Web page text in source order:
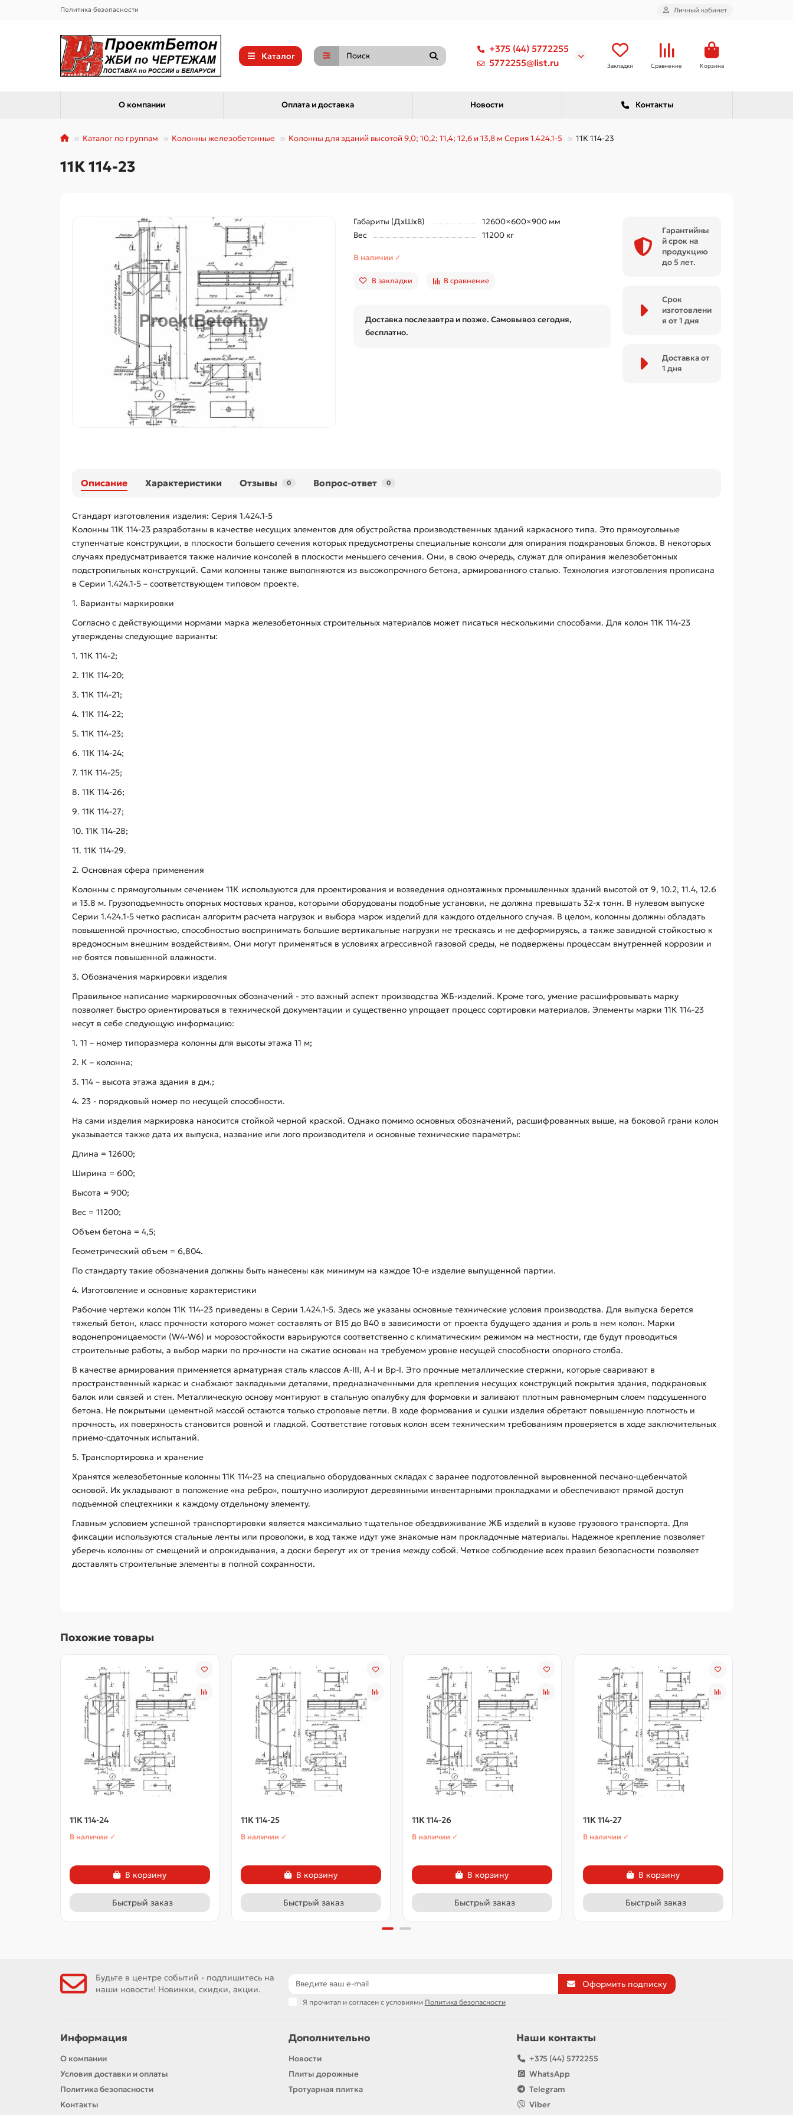
Политика безопасности Личный кабинет
Каталог
+375 (44) 5772255
5772255@list.ru
Закладки Сравнение Корзина
О компании Оплата и доставка Новости Контакты
Каталог по группам Колонны железобетонные Колонны для зданий высотой 9,0; 10,2; 11,4; 12,6 и 13,8 м Серия 1.424.1-5 11К 114-23
11К 114-23
Габариты (ДхШхВ)
12600×600×900 мм
Вес
11200 кг
В наличии ✓
В закладки В сравнение
Доставка послезавтра и позже. Самовывоз сегодня,
бесплатно.
Гарантийны
й срок на
продукцию
до 5 лет.
Срок
изготовлени
я от 1 дня
Доставка от
1 дня
Описание Характеристики Отзывы 0 Вопрос-ответ 0
Стандарт изготовления изделия: Серия 1.424.1-5
Колонны 11К 114-23 разработаны в качестве несущих элементов для обустройства производственных зданий каркасного типа. Это прямоугольные
ступенчатые конструкции, в плоскости большего сечения которых предусмотрены специальные консоли для опирания подкрановых блоков. В некоторых
случаях предусматривается также наличие консолей в плоскости меньшего сечения. Они, в свою очередь, служат для опирания железобетонных
подстропильных конструкций. Сами колонны также выполняются из высокопрочного бетона, армированного сталью. Технология изготовления прописана
в Серии 1.424.1-5 – соответствующем типовом проекте.
1. Варианты маркировки
Согласно с действующими нормами марка железобетонных строительных материалов может писаться несколькими способами. Для колон 11К 114-23
утверждены следующие варианты:
1. 11К 114-2;
2. 11К 114-20;
3. 11К 114-21;
4. 11К 114-22;
5. 11К 114-23;
6. 11К 114-24;
7. 11К 114-25;
8. 11К 114-26;
9. 11К 114-27;
10. 11К 114-28;
11. 11К 114-29.
2. Основная сфера применения
Колонны с прямоугольным сечением 11К используются для проектирования и возведения одноэтажных промышленных зданий высотой от 9, 10.2, 11.4, 12.6
и 13.8 м. Грузоподъемность опорных мостовых кранов, которыми оборудованы подобные установки, не должна превышать 32-х тонн. В нулевом выпуске
Серии 1.424.1-5 четко расписан алгоритм расчета нагрузок и выбора марок изделий для каждого отдельного случая. В целом, колонны должны обладать
повышенной прочностью, способностью воспринимать большие вертикальные нагрузки не трескаясь и не деформируясь, а также завидной стойкостью к
вредоносным внешним воздействиям. Они могут применяться в условиях агрессивной газовой среды, не подвержены процессам внутренней коррозии и
не боятся повышенной влажности.
3. Обозначения маркировки изделия
Правильное написание маркировочных обозначений - это важный аспект производства ЖБ-изделий. Кроме того, умение расшифровывать марку
позволяет быстро ориентироваться в технической документации и существенно упрощает процесс сортировки материалов. Элементы марки 11К 114-23
несут в себе следующую информацию:
1. 11 – номер типоразмера колонны для высоты этажа 11 м;
2. К – колонна;
3. 114 – высота этажа здания в дм.;
4. 23 - порядковый номер по несущей способности.
На сами изделия маркировка наносится стойкой черной краской. Однако помимо основных обозначений, расшифрованных выше, на боковой грани колон
указывается также дата их выпуска, название или лого производителя и основные технические параметры:
Длина = 12600;
Ширина = 600;
Высота = 900;
Вес = 11200;
Объем бетона = 4,5;
Геометрический объем = 6,804.
По стандарту такие обозначения должны быть нанесены как минимум на каждое 10-е изделие выпущенной партии.
4. Изготовление и основные характеристики
Рабочие чертежи колон 11К 114-23 приведены в Серии 1.424.1-5. Здесь же указаны основные технические условия производства. Для выпуска берется
тяжелый бетон, класс прочности которого может составлять от В15 до В40 в зависимости от проекта будущего здания и роль в нем колон. Марки
водонепроницаемости (W4-W6) и морозостойкости варьируются соответственно с климатическим режимом на местности, где будут проводиться
строительные работы, а выбор марки по прочности на сжатие основан на требуемом уровне несущей способности опорного столба.
В качестве армирования применяется арматурная сталь классов А-ІІІ, А-І и Вр-І. Это прочные металлические стержни, которые сваривают в
пространственный каркас и снабжают закладными деталями, предназначенными для крепления несущих конструкций покрытия здания, подкрановых
балок или связей и стен. Металлическую основу монтируют в стальную опалубку для формовки и заливают плотным равномерным слоем подсушенного
бетона. Не покрытыми цементной массой остаются только строповые петли. В ходе формования и сушки изделия обретают повышенную плотность и
прочность, их поверхность становится ровной и гладкой. Соответствие готовых колон всем техническим требованиям проверяется в ходе заключительных
приемо-сдаточных испытаний.
5. Транспортировка и хранение
Хранятся железобетонные колонны 11К 114-23 на специально оборудованных складах с заранее подготовленной выровненной песчано-щебенчатой
основой. Их укладывают в положение «на ребро», поштучно изолируют деревянными инвентарными прокладками и обеспечивают прямой доступ
подъемной спецтехники к каждому отдельному элементу.
Главным условием успешной транспортировки является максимально тщательное обездвиживание ЖБ изделий в кузове грузового транспорта. Для
фиксации используются стальные ленты или проволоки, в ход также идут уже знакомые нам прокладочные материалы. Надежное крепление позволяет
уберечь колонны от смещений и опрокидывания, а доски берегут их от трения между собой. Четкое соблюдение всех правил безопасности позволяет
доставлять строительные элементы в полной сохранности.
Похожие товары
11К 114-24
В наличии ✓
В корзину
Быстрый заказ
11К 114-25
В наличии ✓
В корзину
Быстрый заказ
11К 114-26
В наличии ✓
В корзину
Быстрый заказ
11К 114-27
В наличии ✓
В корзину
Быстрый заказ
Будьте в центре событий - подпишитесь на
наши новости! Новинки, скидки, акции.
Оформить подписку
Я прочитал и согласен с условиями Политика безопасности
Информация
О компании
Условия доставки и оплаты
Политика безопасности
Контакты
Дополнительно
Новости
Плиты дорожные
Тротуарная плитка
Наши контакты
+375 (44) 5772255
WhatsApp
Telegram
Viber